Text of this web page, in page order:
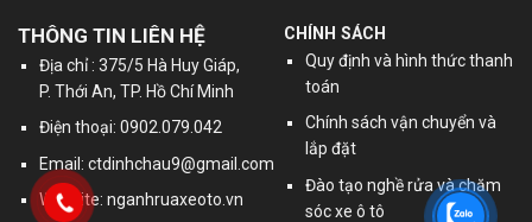
THÔNG TIN LIÊN HỆ
Địa chỉ : 375/5 Hà Huy Giáp,
P. Thới An, TP. Hồ Chí Minh
Điện thoại: 0902.079.042
Email:ctdinhchau9@gmail.com
Website: nganhruaxeoto.vn
CHÍNH SÁCH
Quy định và hình thức thanh
toán
Chính sách vận chuyển và
lắp đặt
Đào tạo nghề rửa và chăm
sóc xe ô tô